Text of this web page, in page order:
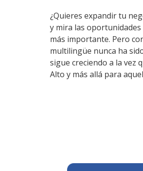
¿Quieres expandir tu
y mira las oportunidades
más importante. Pero
multilingüe nunca ha
sigue creciendo a la vez
Alto y más allá para